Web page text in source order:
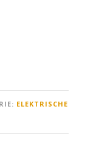
ELEKTRISCHE